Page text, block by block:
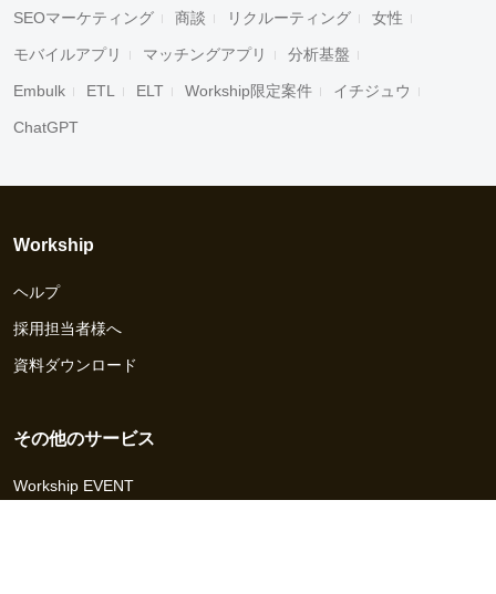
SEOマーケティング 商談 リクルーティング 女性
モバイルアプリ マッチングアプリ 分析基盤
Embulk ETL ELT Workship限定案件 イチジュウ
ChatGPT
Workship
ヘルプ
採用担当者様へ
資料ダウンロード
その他のサービス
Workship EVENT